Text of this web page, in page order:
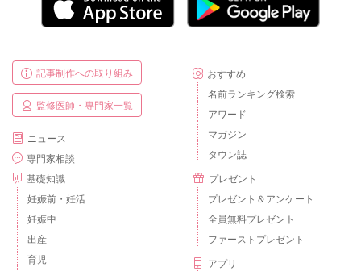
記事制作への取り組み
監修医師・専門家一覧
ニュース
専門家相談
基礎知識
妊娠前・妊活
妊娠中
出産
育児
おすすめ
名前ランキング検索
アワード
マガジン
タウン誌
プレゼント
プレゼント＆アンケート
全員無料プレゼント
ファーストプレゼント
アプリ